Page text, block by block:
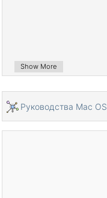
Show More
Pуководства Mac OS